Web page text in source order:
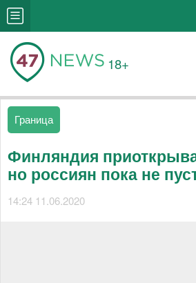
18+
Граница
Финляндия
но россиян пока не
14:24 11.06.2020